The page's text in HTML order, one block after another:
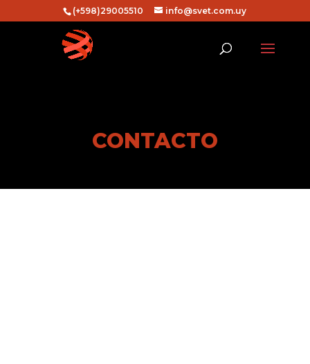
(+598)29005510 info@svet.com.uy
CONTACTO